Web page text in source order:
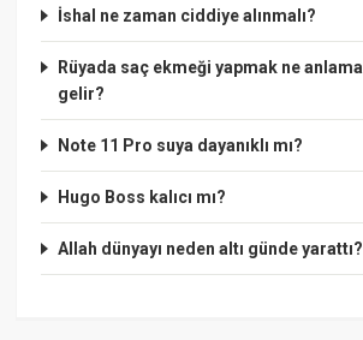
İshal ne zaman ciddiye alınmalı?
Rüyada saç ekmeği yapmak ne anlama
gelir?
Note 11 Pro suya dayanıklı mı?
Hugo Boss kalıcı mı?
Allah dünyayı neden altı günde yarattı?